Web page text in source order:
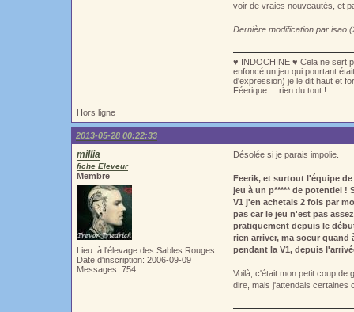
voir de vraies nouveautés, et
Dernière modification par isao
♥ INDOCHINE ♥ Cela ne sert
enfoncé un jeu qui pourtant
d'expression) je le dit haut et
Féerique ... rien du tout !
Hors ligne
2013-05-28 00:22:33
millia
fiche Eleveur
Membre
Lieu: à l'élevage des Sables Rouges
Date d'inscription: 2006-09-09
Messages: 754
Désolée si je parais impolie.
Feerik, et surtout l'équipe
jeu à un p***** de potentiel !
V1 j'en achetais 2 fois par
pas car le jeu n'est pas
pratiquement depuis le
rien arriver, ma soeur quand
pendant la V1, depuis
Voilà, c'était mon petit coup de
dire, mais j'attendais certaines